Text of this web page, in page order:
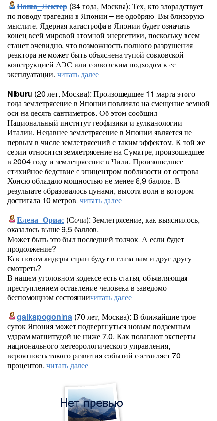
Паша_Лектор (34 года, Москва): Тех, кто злорадствует
по поводу трагедии в Японии – не одобряю. Вы близоруко
мыслите. Ядерная катастрофа в Японии будет означать
конец всей мировой атомной энергетики, поскольку всем
станет очевидно, что возможность полного разрушения
реактора не может быть объяснена тупой совковской
конструкцией АЭС или совковским подходом к ее
эксплуатации. читать далее
Niburu (20 лет, Москва): Произошедшее 11 марта этого
года землетрясение в Японии повлияло на смещение земной
оси на десять сантиметров. Об этом сообщил
Национальный институт геофизики и вулканологии
Италии. Недавнее землетрясение в Японии является не
первым в числе землетрясений с таким эффектом. К той же
серии относится землетрясение на Суматре, произошедшее
в 2004 году и землетрясение в Чили. Произошедшее
стихийное бедствие с эпицентром поблизости от острова
Хонсю обладало мощностью не менее 8,9 баллов. В
результате образовалось цунами, высота волн в котором
достигала 10 метров. читать далее
Елена_Ориас (Сочи): Землетрясение, как выяснилось,
оказалось выше 9,5 баллов.
Может быть это был последний толчок. А если будет
продолжение?
Как потом лидеры стран будут в глаза нам и друг другу
смотреть?
В нашем уголовном кодексе есть статья, объявляющая
преступлением оставление человека в заведомо
беспомощном состояниичитать далее
galkapogonina (70 лет, Москва): В ближайшие трое
суток Япония может подвергнуться новым подземным
ударам магнитудой не ниже 7,0. Как полагают эксперты
национального метеорологического управления,
вероятность такого развития событий составляет 70
процентов. читать далее